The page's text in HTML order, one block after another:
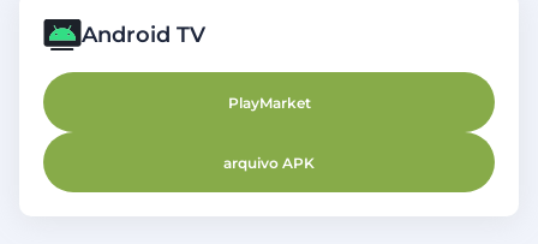
Android TV
PlayMarket
arquivo APK